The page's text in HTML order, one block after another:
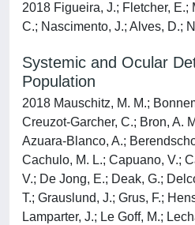
2018 Figueira, J.; Fletcher, E.;
C.; Nascimento, J.; Alves, D.;
Systemic and Ocular
Population
2018 Mauschitz, M. M.;
Creuzot-Garcher, C.; Bron, A.
Azuara-Blanco, A.;
Cachulo, M. L.; Capuano, V.;
V.; De Jong, E.; Deak, G.;
T.; Grauslund, J.; Grus, F.;
Lamparter, J.; Le Goff, M.;